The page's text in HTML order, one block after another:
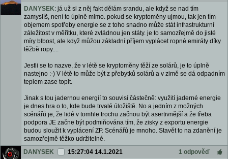
DANYSEK: já už si z něj fakt dělám srandu, ale když se nad tím
zamyslíš, není to úplně mimo. pokud se kryptoměny ujmou, tak jen tím
objemem spotřeby energie se z toho snadno může stát infrastrukturní
záležitost v měřítku, které zvládnou jen státy. je to samozřejmě do jisté
míry blbost, ale když můžou základní příjem vyplácet ropné emiráty díky
těžbě ropy....
Jestli se to nazve, že v létě se kryptoměny těží ze solárů, je to úplně
nastejno :-) V létě to může být z přebytků solárů a v zimě se dá odpadním
teplem zase topit.
Jinak s tou jadernou energií to souvisí částečně: využití jaderné energie
je dnes hra o to, kde bude trvalé úložiště. No a jedním z možných
scénářů je, že lidé v tomhle trochu začnou být asertivnější a že třeba
podpora JE začne být podmiňována tím, že zisky z exportu energie
budou sloužit k vyplácení ZP. Scénářů je mnoho. Stavět to na zdanění je
samozřejmě těžko udržitelné.
DANYSEK
15:27:04 14.1.2021
1 odpověď